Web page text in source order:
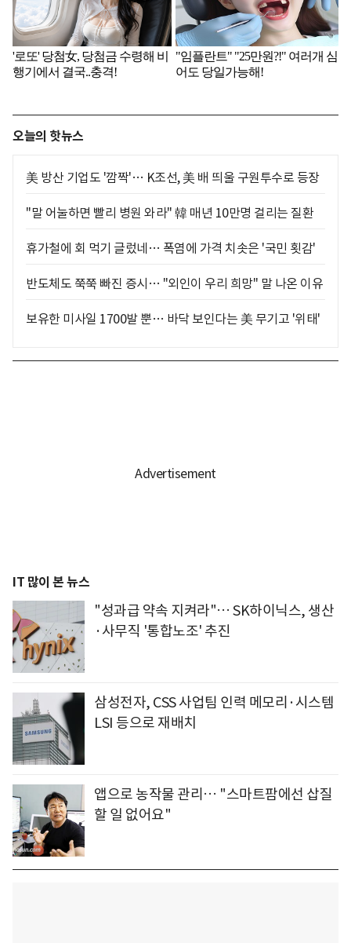
오늘의 핫뉴스
美 방산 기업도 '깜짝'… K조선, 美 배 띄울 구원투수로 등장
"말 어눌하면 빨리 병원 와라" 韓 매년 10만명 걸리는 질환
휴가철에 회 먹기 글렀네… 폭염에 가격 치솟은 '국민 횟감'
반도체도 쭉쭉 빠진 증시… "외인이 우리 희망" 말 나온 이유
보유한 미사일 1700발 뿐… 바닥 보인다는 美 무기고 '위태'
IT 많이 본 뉴스
"성과급 약속 지켜라"… SK하이닉스, 생산
·사무직 '통합노조' 추진
삼성전자, CSS 사업팀 인력 메모리·시스템
LSI 등으로 재배치
앱으로 농작물 관리… "스마트팜에선 삽질
할 일 없어요"